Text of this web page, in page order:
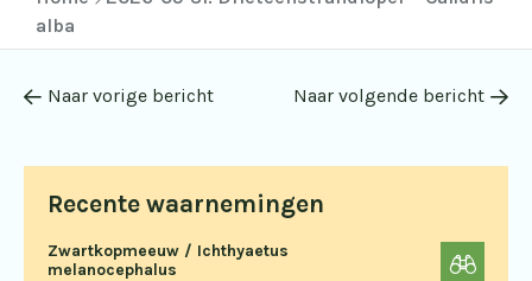
alba
Recente waarnemingen
Zwartkopmeeuw / Ichthyaetus
melanocephalus
Naar vorige bericht Naar volgende bericht